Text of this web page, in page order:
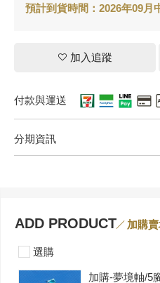
預計到貨時間：2026年09月
加入追蹤
付款與運送
分期資訊
ADD PRODUCT 加購
選購
加購-夢境軸/5